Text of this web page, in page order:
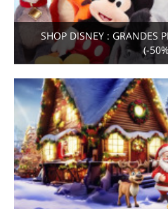
SHOP DISNEY : GRANDES
(-